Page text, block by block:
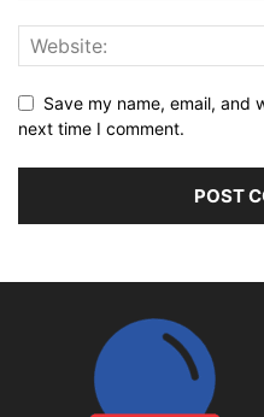
Save my name, email, and
next time I comment.